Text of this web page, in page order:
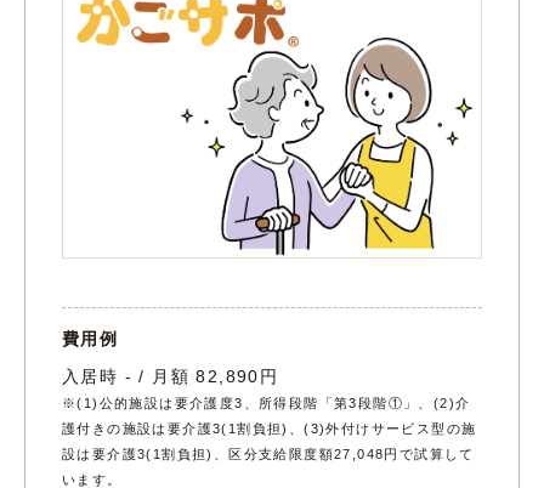
費用例
入居時 - / 月額 82,890円
※(1)公的施設は要介護度3、所得段階「第3段階①」、(2)介
護付きの施設は要介護3(1割負担)、(3)外付けサービス型の施
設は要介護3(1割負担)、区分支給限度額27,048円で試算して
います。